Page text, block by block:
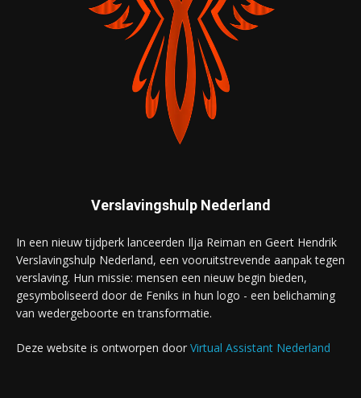
Verslavingshulp Nederland
In een nieuw tijdperk lanceerden Ilja Reiman en Geert Hendrik
Verslavingshulp Nederland, een vooruitstrevende aanpak tegen
verslaving. Hun missie: mensen een nieuw begin bieden,
gesymboliseerd door de Feniks in hun logo - een belichaming
van wedergeboorte en transformatie.
Deze website is ontworpen door Virtual Assistant Nederland